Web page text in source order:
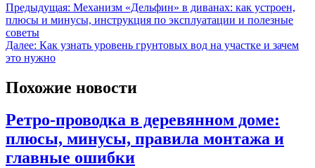
Предыдущая: Механизм «Дельфин» в диванах: как устроен,
плюсы и минусы, инструкция по эксплуатации и полезные
советы
Далее: Как узнать уровень грунтовых вод на участке и зачем
это нужно
Похожие новости
Ретро-проводка в деревянном доме:
плюсы, минусы, правила монтажа и
главные ошибки